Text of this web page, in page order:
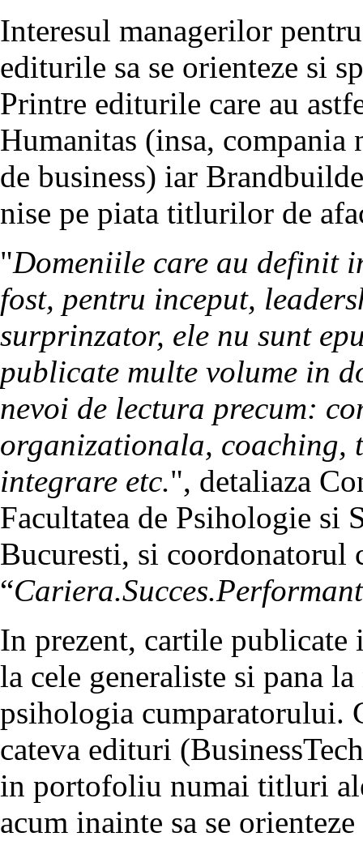
Interesul managerilor
editurile sa se orienteze si
Printre editurile care au
Humanitas (insa, compania
de business) iar
nise pe piata titlurilor de
"Domeniile care au definit
fost, pentru inceput,
surprinzator, ele nu sunt
publicate multe volume in
nevoi de lectura precum:
organizationala, coaching,
integrare etc.", detaliaza
Facultatea de Psihologie si
Bucuresti, si coordonatorul
“
In prezent, cartile publicate
la cele generaliste si pana
psihologia cumparatorului.
cateva edituri
in portofoliu numai titluri
acum inainte sa se